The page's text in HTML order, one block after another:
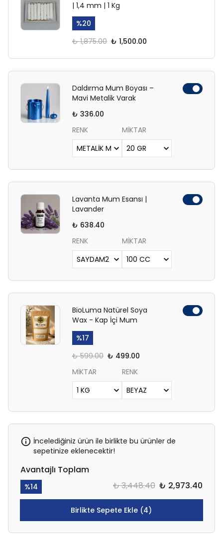
| 1,4 mm | 1 Kg
%20
₺ 1,875.00 ₺ 1,500.00
Daldırma Mum Boyası –
Mavi Metalik Varak
₺ 336.00
RENK
MİKTAR
Lavanta Mum Esansı |
Lavander
₺ 638.40
RENK
MİKTAR
BioLuma Natürel Soya
Wax - Kap İçi Mum
%17
₺ 599.00 ₺ 499.00
MİKTAR
RENK
İncelediğiniz ürün ile birlikte bu ürünler de
sepetinize eklenecektir!
Avantajlı Toplam
%14 ₺ 3,448.40 ₺ 2,973.40
Birlikte Sepete Ekle (4)